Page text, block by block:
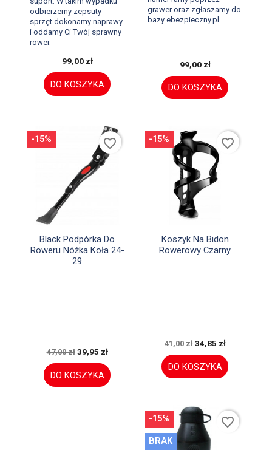
odbierzemy zepsuty
sprzęt dokonamy naprawy
i oddamy Ci Twój sprawny
rower.
99,00 zł
DO KOSZYKA
grawer oraz zgłaszamy do
bazy ebezpieczny.pl.
99,00 zł
DO KOSZYKA
Szybki podgląd
Black Podpórka Do
Roweru Nóżka Koła 24-
29
47,00 zł 39,95 zł
DO KOSZYKA
-15% favorite_border
Szybki podgląd
Koszyk Na Bidon
Rowerowy Czarny
41,00 zł 34,85 zł
DO KOSZYKA
-15% favorite_border
-15%
BRAK
favorite_border